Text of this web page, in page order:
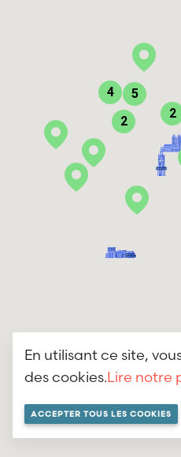
5
4
2
2
En utilisant ce site,
des cookies.Lire notre
ACCEPTER TOUS LES COOKIES